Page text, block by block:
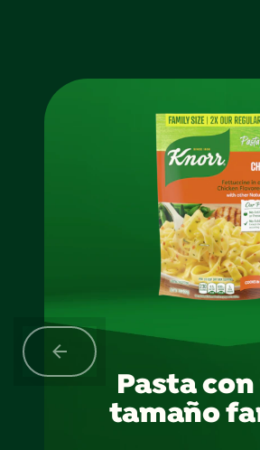
Pasta
tamaño